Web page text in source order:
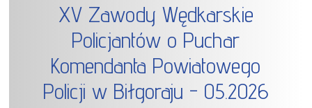
XV Zawody Wędkarskie
Policjantów o Puchar
Komendanta Powiatowego
Policji w Biłgoraju - 05.2026